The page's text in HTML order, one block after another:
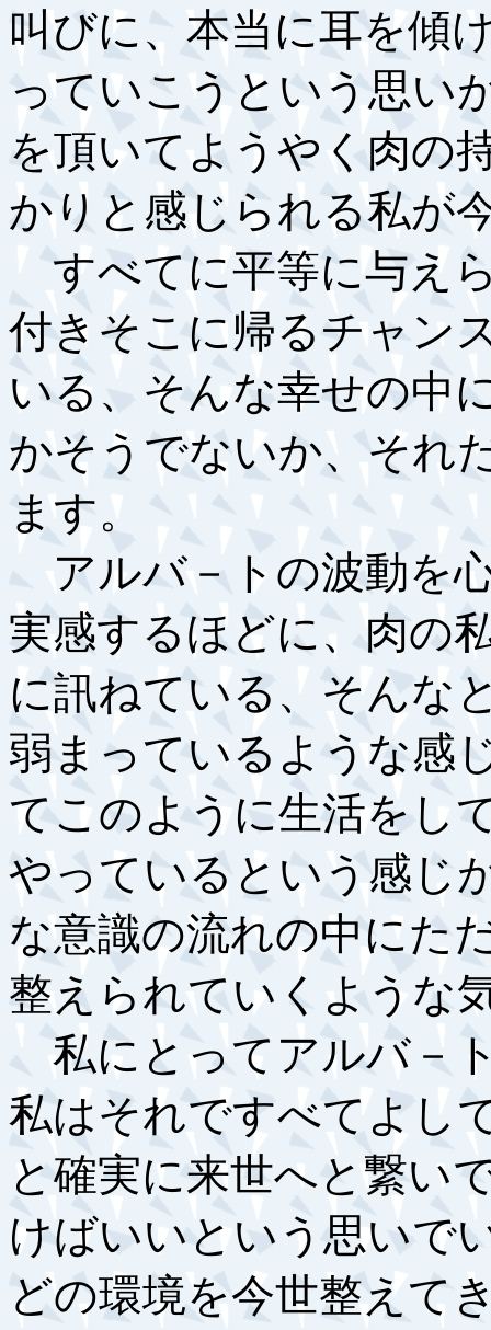
叫びに、本当に耳を傾
っていこうという思い
を頂いてようやく肉の
かりと感じられる私が
すべてに平等に与え
付きそこに帰るチャン
いる、そんな幸せの中
かそうでないか、それ
ます。
アルバ－トの波動を
実感するほどに、肉の
に訊ねている、そんな
弱まっているような感
てこのように生活をし
やっているという感じ
な意識の流れの中にた
整えられていくような
私にとってアルバ－
私はそれですべてよし
と確実に来世へと繋い
けばいいという思いで
どの環境を今世整えて